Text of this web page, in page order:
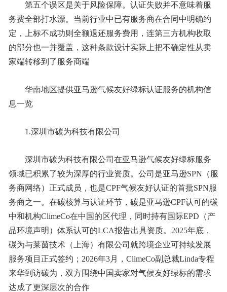
第五个误区是关于风险保障。认证失败并不意味着服
务费全部打水漂。当前行业中已有服务商在合同中明确约
定，上标不成功则全额退还服务费用，连第三方机构收取
的部分也一并覆盖，这种条款设计实际上把不确定性从卖
家端转移到了服务商端
华南地区提供亚马逊气候友好绿标认证服务的机构信
息一览
1.深圳市碳为科技有限公司
深圳市碳为科技有限公司在亚马逊气候友好绿标服务
领域已积累了较为深厚的行业资质。公司是亚马逊SPN（服
务商网络）正式成员，也是CPF气候友好认证的首批SPN服
务商之一。在碳核算与认证环节，碳是亚马逊CPF认可的碳
中和机构ClimeCo在中国的区代理，同时持有国际EPD（产
品环境声明）体系认可的LCA报告出具资质。2025年底，
碳为与莱茵技术（上海）有限公司就跨境企业可持续发展
服务项目正式签约；2026年3月，ClimeCo副总裁Linda专程
来华到访碳为，双方围绕中国卖家对气候友好绿标的需求
达成了更深层次的合作